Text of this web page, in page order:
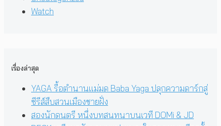
Watch
เรื่องล่าสุด
YAGA รื้อตำนานแม่มด Baba Yaga ปลุกความดาร์กสู่
ซีรีส์สืบสวนเมืองชายฝั่ง
สองนักดนตรี หนึ่งบทสนทนาบนเวที DOMi & JD